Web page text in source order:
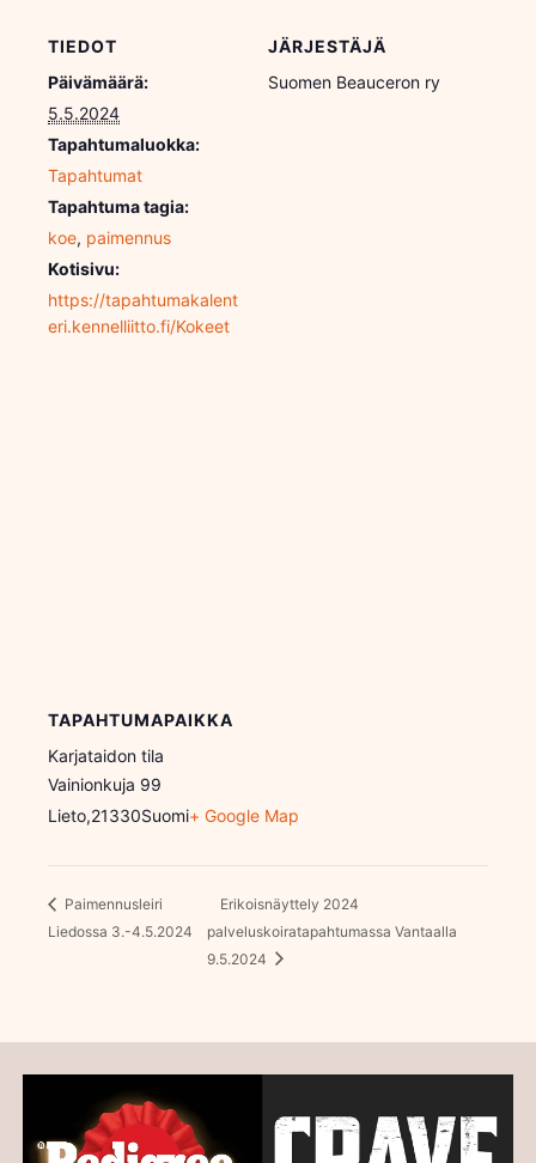
TIEDOT
Päivämäärä:
5.5.2024
Tapahtumaluokka:
Tapahtumat
Tapahtuma tagia:
koe, paimennus
Kotisivu:
https://tapahtumakalent
eri.kennelliitto.fi/Kokeet
JÄRJESTÄJÄ
Suomen Beauceron ry
TAPAHTUMAPAIKKA
Karjataidon tila
Vainionkuja 99
Lieto,21330Suomi+ Google Map
Paimennusleiri
Liedossa 3.-4.5.2024
Erikoisnäyttely 2024
palveluskoiratapahtumassa Vantaalla
9.5.2024